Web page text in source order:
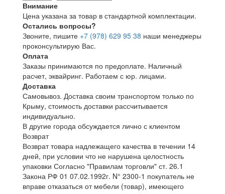
Внимание
Цена указана за товар в стандартной комплектации.
Остались вопросы?
Звоните, пишите +7 (978) 629 95 38 наши менеджеры
проконсультирую Вас.
Оплата
Заказы принимаются по предоплате. Наличный
расчет, эквайринг. Работаем с юр. лицами.
Доставка
Самовывоз. Доставка своим транспортом только по
Крыму, стоимость доставки рассчитывается
индивидуально.
В другие города обсуждается лично с клиентом
Возврат
Возврат товара надлежащего качества в течении 14
дней, при условии что не нарушена целостность
упаковки Согласно "Правилам торговли" ст. 26.1
Закона РФ 01 07.02.1992г. N° 2300-1 покупатель не
вправе отказаться от мебели (товар), имеющего